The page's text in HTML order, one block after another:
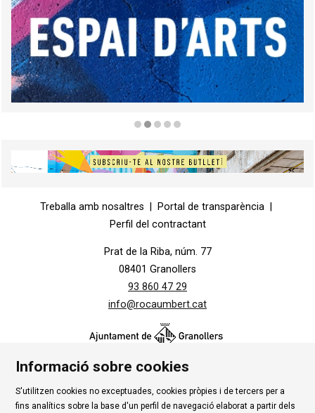
Treballa amb nosaltres
Portal de transparència
Perfil del contractant
Prat de la Riba, núm. 77
08401 Granollers
93 860 47 29
info@rocaumbert.cat
Contacte | Instància Genèrica | Alta Tercers |
Informació sobre cookies
S'utilitzen cookies no exceptuades, cookies pròpies i de tercers per a
fins analítics sobre la base d'un perfil de navegació elaborat a partir dels